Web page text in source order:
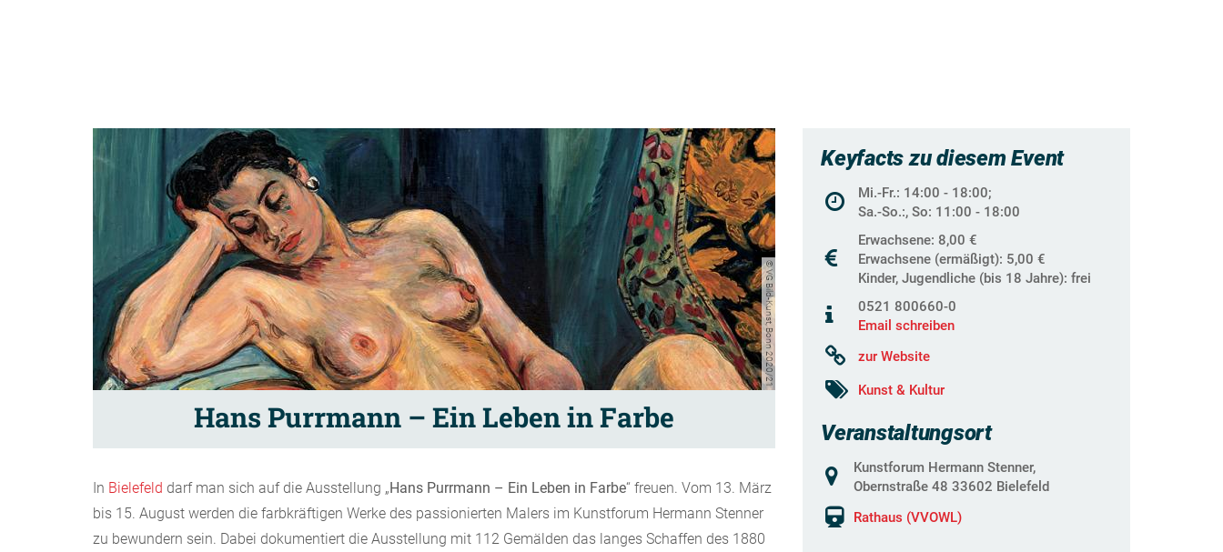
© VG Bild-Kunst, Bonn 2020/21
Hans Purrmann – Ein Leben in Farbe
In Bielefeld darf man sich auf die Ausstellung „Hans Purrmann – Ein Leben in Farbe“ freuen. Vom 13. März
bis 15. August werden die farbkräftigen Werke des passionierten Malers im Kunstforum Hermann Stenner
zu bewundern sein. Dabei dokumentiert die Ausstellung mit 112 Gemälden das langes Schaffen des 1880
Keyfacts zu diesem Event
Mi.-Fr.: 14:00 - 18:00;
Sa.-So.:, So: 11:00 - 18:00
Erwachsene: 8,00 €
Erwachsene (ermäßigt): 5,00 €
Kinder, Jugendliche (bis 18 Jahre): frei
0521 800660-0
Email schreiben
zur Website
Kunst & Kultur
Veranstaltungsort
Kunstforum Hermann Stenner,
Obernstraße 48 33602 Bielefeld
Rathaus (VVOWL)